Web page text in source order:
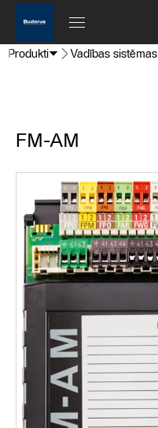
Produkti Vadības sistēmas
FM-AM